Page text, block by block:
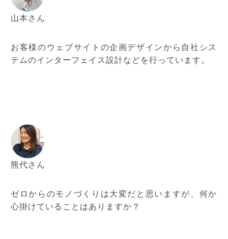
山本さん
お客様のウェブサイトの企画デザインから自社シス
テムのインターフェイス設計などを行っています。
熊代さん
ゼロからのモノづくりは大変だと思いますが、何か
心掛けていることはありますか？